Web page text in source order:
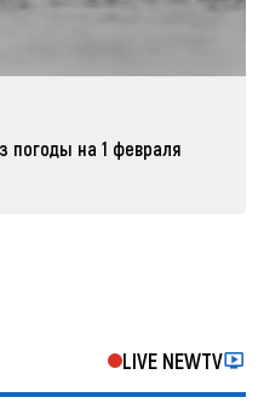
погоды на 1 февраля
LIVE NEWTV